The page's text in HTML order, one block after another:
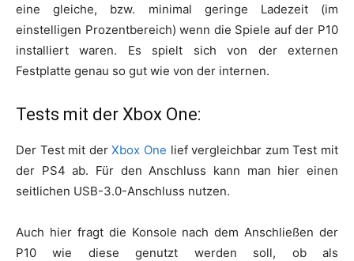
eine gleiche, bzw. minimal geringe Ladezeit (im
einstelligen Prozentbereich) wenn die Spiele auf der P10
installiert waren. Es spielt sich von der externen
Festplatte genau so gut wie von der internen.
Tests mit der Xbox One:
Der Test mit derXbox One lief vergleichbar zum Test mit
der PS4 ab. Für den Anschluss kann man hier einen
seitlichen USB-3.0-Anschluss nutzen.
Auch hier fragt die Konsole nach dem Anschließen der
P10 wie diese genutzt werden soll, ob als